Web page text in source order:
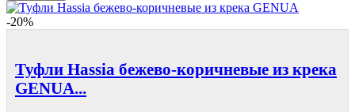
-20%
Туфли Hassia бежево-коричневые из крека
GENUA...